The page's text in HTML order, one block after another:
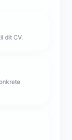
dit CV.